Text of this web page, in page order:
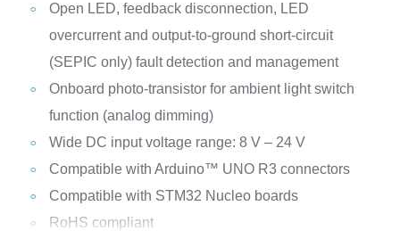
Open LED, feedback disconnection, LED
overcurrent and output-to-ground short-circuit
(SEPIC only) fault detection and management
Onboard photo-transistor for ambient light switch
function (analog dimming)
Wide DC input voltage range: 8 V – 24 V
Compatible with Arduino™ UNO R3 connectors
Compatible with STM32 Nucleo boards
RoHS compliant